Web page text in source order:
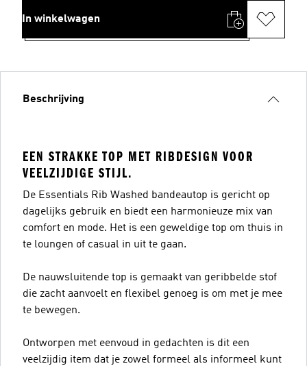
In winkelwagen
Beschrijving
EEN STRAKKE TOP MET RIBDESIGN VOOR
VEELZIJDIGE STIJL.
De Essentials Rib Washed bandeautop is gericht op
dagelijks gebruik en biedt een harmonieuze mix van
comfort en mode. Het is een geweldige top om thuis in
te loungen of casual in uit te gaan.
De nauwsluitende top is gemaakt van geribbelde stof
die zacht aanvoelt en flexibel genoeg is om met je mee
te bewegen.
Ontworpen met eenvoud in gedachten is dit een
veelzijdig item dat je zowel formeel als informeel kunt